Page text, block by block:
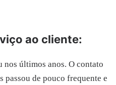
ao cliente:
últimos anos. O contato
passou de pouco frequente e